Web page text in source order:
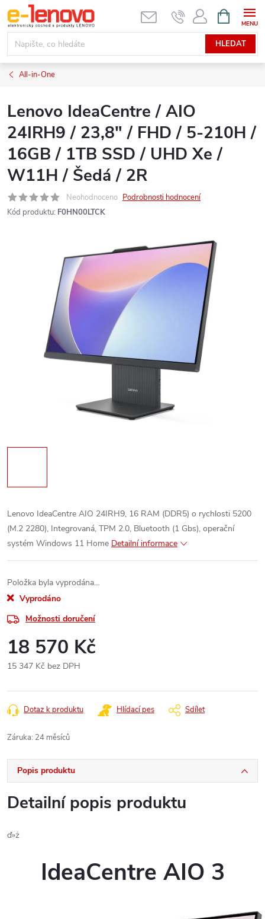
Přejít
na
obsah
HLEDAT
NÁKUPNÍ
KOŠÍK
All-in-One
Lenovo IdeaCentre / AIO
24IRH9 / 23,8" / FHD / 5-210H /
16GB / 1TB SSD / UHD Xe /
W11H / Šedá / 2R
Neohodnoceno Podrobnosti hodnocení
Kód produktu: F0HN00LTCK
Lenovo IdeaCentre AIO 24IRH9, 16 RAM (DDR5) o rychlosti 5200
(M.2 2280), Integrovaná, TPM 2.0, Bluetooth (1 Gbs), operační
systém Windows 11 Home Detailní informace
Položka byla vyprodána…
Vyprodáno
Možnosti doručení
18 570 Kč
15 347 Kč bez DPH
cena:
Dotaz k produktu Hlídací pes Sdílet
Záruka: 24 měsíců
Popis produktu
Detailní popis produktu
ď»ż
IdeaCentre AIO 3